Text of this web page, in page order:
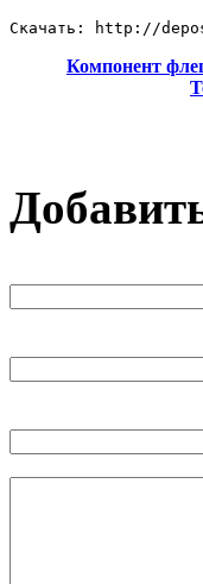
Скачать: http://
Компонент